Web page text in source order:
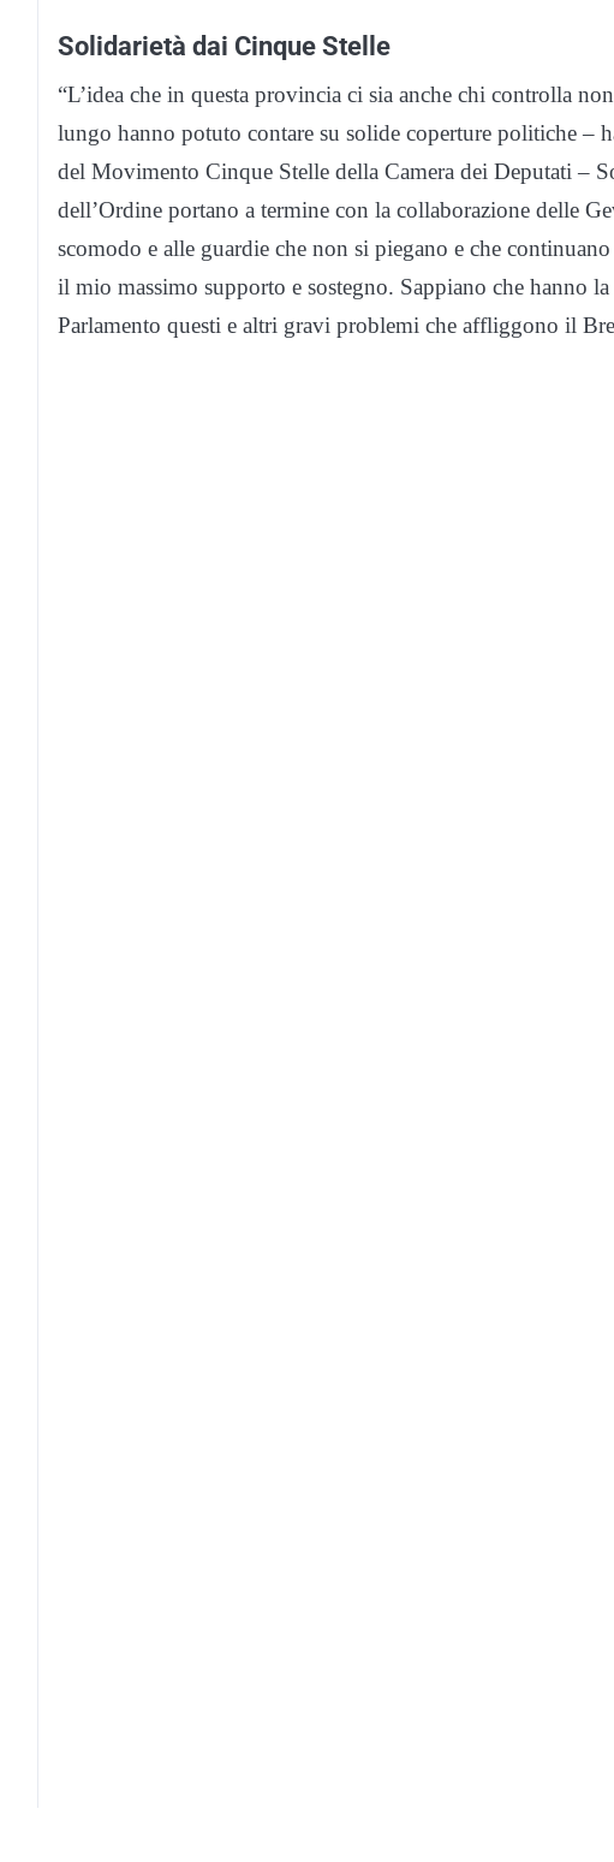
Solidarietà dai Cinque Stelle
“L’idea che in questa provincia ci sia anche chi controlla
lungo hanno potuto contare su solide coperture politiche –
del Movimento Cinque Stelle della Camera dei Deputati –
dell’Ordine portano a termine con la collaborazione delle
scomodo e alle guardie che non si piegano e che
il mio massimo supporto e sostegno. Sappiano che hanno
Parlamento questi e altri gravi problemi che affliggono il